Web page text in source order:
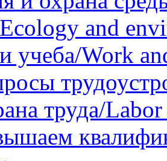
and
учеба/Work
труда/Labor